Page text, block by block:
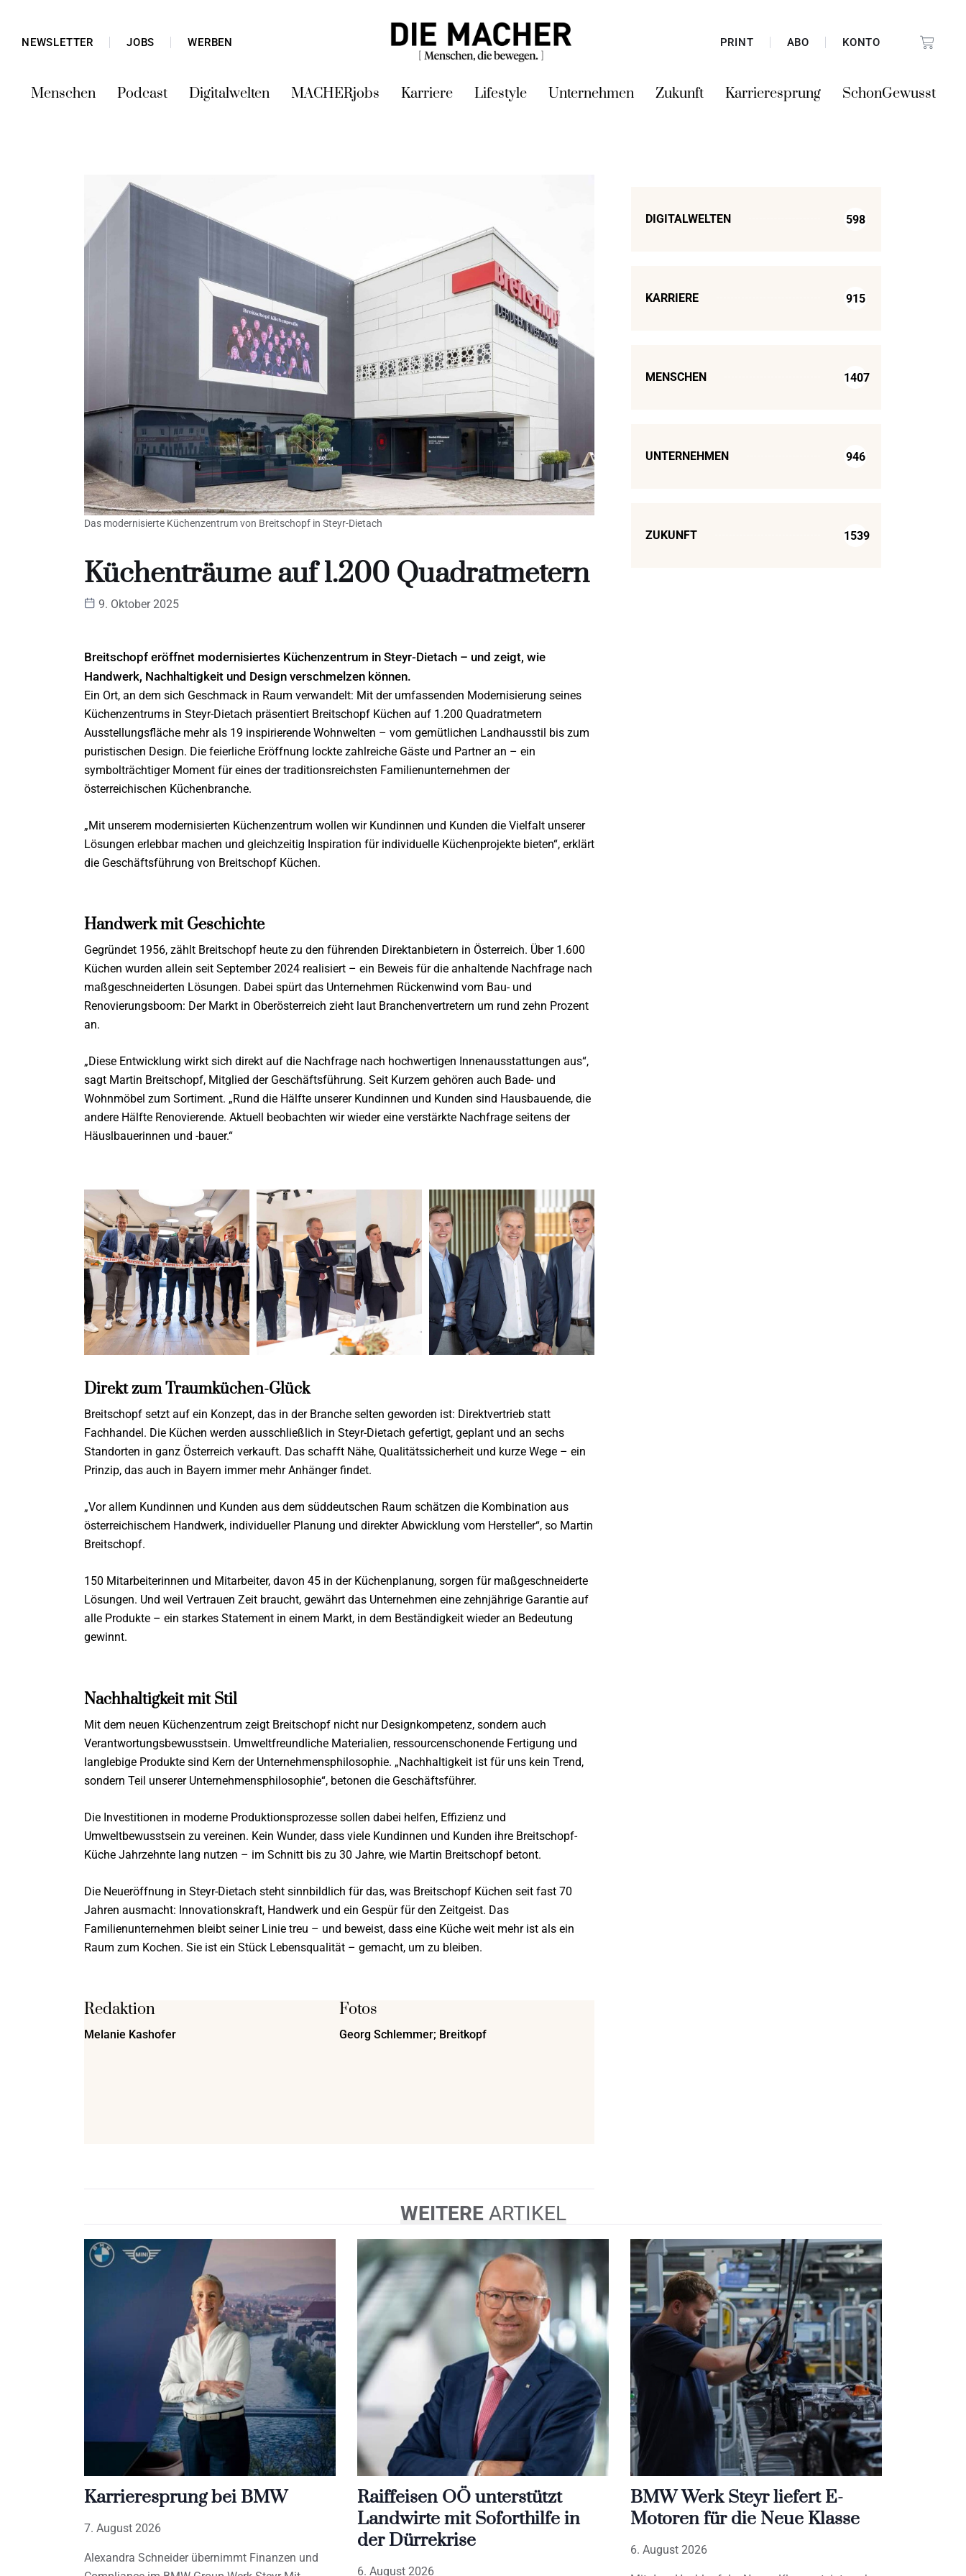
NEWSLETTER JOBS WERBEN PRINT ABO KONTO
Menschen Podcast Digitalwelten MACHERjobs Karriere Lifestyle Unternehmen Zukunft Karrieresprung SchonGewusst
Das modernisierte Küchenzentrum von Breitschopf in Steyr-Dietach
Küchenträume auf 1.200 Quadratmetern
9. Oktober 2025
Breitschopf eröffnet modernisiertes Küchenzentrum in Steyr-Dietach – und zeigt, wie
Handwerk, Nachhaltigkeit und Design verschmelzen können.
Ein Ort, an dem sich Geschmack in Raum verwandelt: Mit der umfassenden Modernisierung seines
Küchenzentrums in Steyr-Dietach präsentiert Breitschopf Küchen auf 1.200 Quadratmetern
Ausstellungsfläche mehr als 19 inspirierende Wohnwelten – vom gemütlichen Landhausstil bis zum
puristischen Design. Die feierliche Eröffnung lockte zahlreiche Gäste und Partner an – ein
symbolträchtiger Moment für eines der traditionsreichsten Familienunternehmen der
österreichischen Küchenbranche.
„Mit unserem modernisierten Küchenzentrum wollen wir Kundinnen und Kunden die Vielfalt unserer
Lösungen erlebbar machen und gleichzeitig Inspiration für individuelle Küchenprojekte bieten“, erklärt
die Geschäftsführung von Breitschopf Küchen.
Handwerk mit Geschichte
Gegründet 1956, zählt Breitschopf heute zu den führenden Direktanbietern in Österreich. Über 1.600
Küchen wurden allein seit September 2024 realisiert – ein Beweis für die anhaltende Nachfrage nach
maßgeschneiderten Lösungen. Dabei spürt das Unternehmen Rückenwind vom Bau- und
Renovierungsboom: Der Markt in Oberösterreich zieht laut Branchenvertretern um rund zehn Prozent
an.
„Diese Entwicklung wirkt sich direkt auf die Nachfrage nach hochwertigen Innenausstattungen aus“,
sagt Martin Breitschopf, Mitglied der Geschäftsführung. Seit Kurzem gehören auch Bade- und
Wohnmöbel zum Sortiment. „Rund die Hälfte unserer Kundinnen und Kunden sind Hausbauende, die
andere Hälfte Renovierende. Aktuell beobachten wir wieder eine verstärkte Nachfrage seitens der
Häuslbauerinnen und -bauer.“
Direkt zum Traumküchen-Glück
Breitschopf setzt auf ein Konzept, das in der Branche selten geworden ist: Direktvertrieb statt
Fachhandel. Die Küchen werden ausschließlich in Steyr-Dietach gefertigt, geplant und an sechs
Standorten in ganz Österreich verkauft. Das schafft Nähe, Qualitätssicherheit und kurze Wege – ein
Prinzip, das auch in Bayern immer mehr Anhänger findet.
„Vor allem Kundinnen und Kunden aus dem süddeutschen Raum schätzen die Kombination aus
österreichischem Handwerk, individueller Planung und direkter Abwicklung vom Hersteller“, so Martin
Breitschopf.
150 Mitarbeiterinnen und Mitarbeiter, davon 45 in der Küchenplanung, sorgen für maßgeschneiderte
Lösungen. Und weil Vertrauen Zeit braucht, gewährt das Unternehmen eine zehnjährige Garantie auf
alle Produkte – ein starkes Statement in einem Markt, in dem Beständigkeit wieder an Bedeutung
gewinnt.
Nachhaltigkeit mit Stil
Mit dem neuen Küchenzentrum zeigt Breitschopf nicht nur Designkompetenz, sondern auch
Verantwortungsbewusstsein. Umweltfreundliche Materialien, ressourcenschonende Fertigung und
langlebige Produkte sind Kern der Unternehmensphilosophie. „Nachhaltigkeit ist für uns kein Trend,
sondern Teil unserer Unternehmensphilosophie“, betonen die Geschäftsführer.
Die Investitionen in moderne Produktionsprozesse sollen dabei helfen, Effizienz und
Umweltbewusstsein zu vereinen. Kein Wunder, dass viele Kundinnen und Kunden ihre Breitschopf-
Küche Jahrzehnte lang nutzen – im Schnitt bis zu 30 Jahre, wie Martin Breitschopf betont.
Die Neueröffnung in Steyr-Dietach steht sinnbildlich für das, was Breitschopf Küchen seit fast 70
Jahren ausmacht: Innovationskraft, Handwerk und ein Gespür für den Zeitgeist. Das
Familienunternehmen bleibt seiner Linie treu – und beweist, dass eine Küche weit mehr ist als ein
Raum zum Kochen. Sie ist ein Stück Lebensqualität – gemacht, um zu bleiben.
Redaktion
Melanie Kashofer
Fotos
Georg Schlemmer; Breitkopf
DIGITALWELTEN 598
KARRIERE 915
MENSCHEN 1407
UNTERNEHMEN 946
ZUKUNFT 1539
WEITEREARTIKEL
Karrieresprung bei BMW
7. August 2026
Alexandra Schneider übernimmt Finanzen und
Raiffeisen OÖ unterstützt
Landwirte mit Soforthilfe in
der Dürrekrise
6. August 2026
BMW Werk Steyr liefert E-
Motoren für die Neue Klasse
6. August 2026